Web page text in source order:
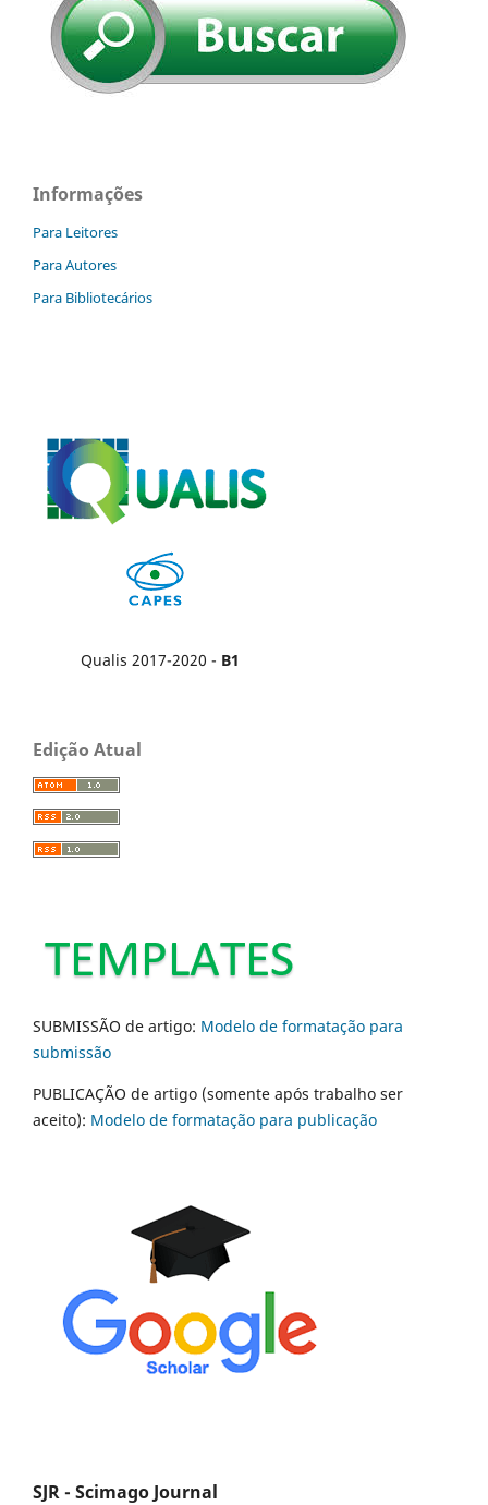
Informações
Para Leitores
Para Autores
Para Bibliotecários
Qualis 2017-2020 - B1
Edição Atual
SUBMISSÃO de artigo: Modelo de formatação para
submissão
PUBLICAÇÃO de artigo (somente após trabalho ser
aceito): Modelo de formatação para publicação
SJR - Scimago Journal